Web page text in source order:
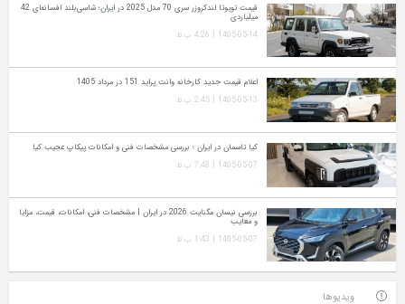
قیمت تویوتا لندکروزر سری 70 مدل 2025 در ایران؛ شاسی‌بلند افسانه‌ای 42
میلیاردی
1405-05-14 | 4:26 ب.ظ
اعلام قیمت جدید کارخانه وانت پراید 151 در مرداد 1405
1405-05-13 | 2:45 ب.ظ
کیا تاسمان در ایران ؛ بررسی مشخصات فنی و امکانات پیکاپ عجیب کیا
1405-05-07 | 7:48 ب.ظ
بررسی نیسان مگنایت 2026 در ایران | مشخصات فنی، امکانات، قیمت، مزایا
و معایب
1405-05-07 | 1:43 ب.ظ
ویدیوها